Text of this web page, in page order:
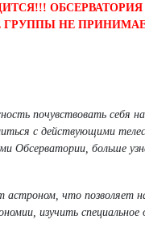
ОБСЕРВАТОРИЯ
НЕ
почувствовать себя
с действующими
Обсерватории, больше
астроном, что позволяет
изучить специальное